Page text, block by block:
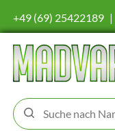
+49 (69) 25422189